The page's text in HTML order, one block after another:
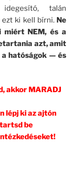
talán
ezt ki kell bírni. Ne
NEM, és a
azt, amit
a hatóságok — és
akkor MARADJ
lépj ki az ajtón
be